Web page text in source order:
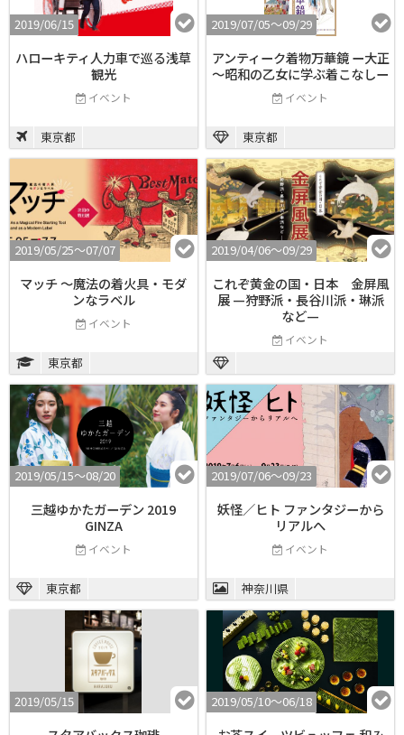
2019/06/15
ハローキティ人力車で巡る浅草
観光
イベント
東京都
2019/07/05〜09/29
アンティーク着物万華鏡 ー大正
～昭和の乙女に学ぶ着こなしー
イベント
東京都
2019/05/25〜07/07
マッチ ～魔法の着火具・モダ
ンなラベル
イベント
東京都
2019/04/06〜09/29
これぞ黄金の国・日本 金屏風
展 —狩野派・長谷川派・琳派
など—
イベント
2019/05/15〜08/20
三越ゆかたガーデン 2019
GINZA
イベント
東京都
2019/07/06〜09/23
妖怪／ヒト ファンタジーから
リアルへ
イベント
神奈川県
2019/05/15 2019/05/10〜06/18